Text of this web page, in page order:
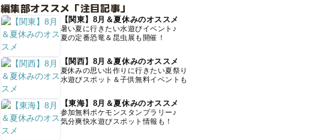
編集部オススメ「注目記事」
【関東】8月＆夏休みのオススメ
暑い夏に行きたい水遊びイベント♪
夏の定番恐竜＆昆虫展も開催！
【関西】8月＆夏休みのオススメ
夏休みの思い出作りに行きたい夏祭り
水遊びスポット＆子供無料イベントも
【東海】8月＆夏休みのオススメ
参加無料ポケモンスタンプラリー♪
気分爽快水遊びスポット情報も！